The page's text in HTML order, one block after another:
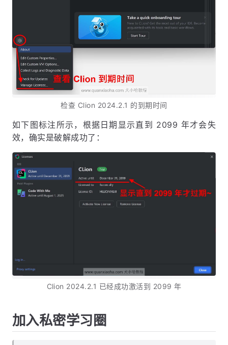
检查 Clion 2024.2.1 的到期时间
如下图标注所示，根据日期显示直到 2099 年才会失
效，确实是破解成功了：
Clion 2024.2.1 已经成功激活到 2099 年
加入私密学习圈